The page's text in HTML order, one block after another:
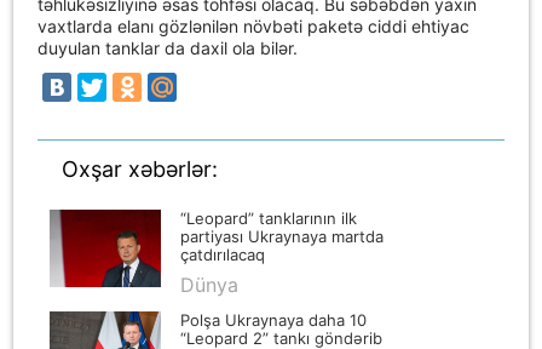
vaxtlarda elanı gözlənilən növbəti paketə ciddi ehtiyac
duyulan tanklar da daxil ola bilər.
Oxşar xəbərlər:
“Leopard” tanklarının ilk
partiyası Ukraynaya martda
çatdırılacaq
Dünya
Polşa Ukraynaya daha 10
“Leopard 2” tankı göndərib